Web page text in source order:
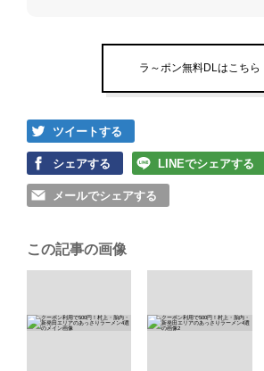
ラ～ポン無料DLはこちら
ツイートする
シェアする LINEでシェアする
メールでシェアする
この記事の画像